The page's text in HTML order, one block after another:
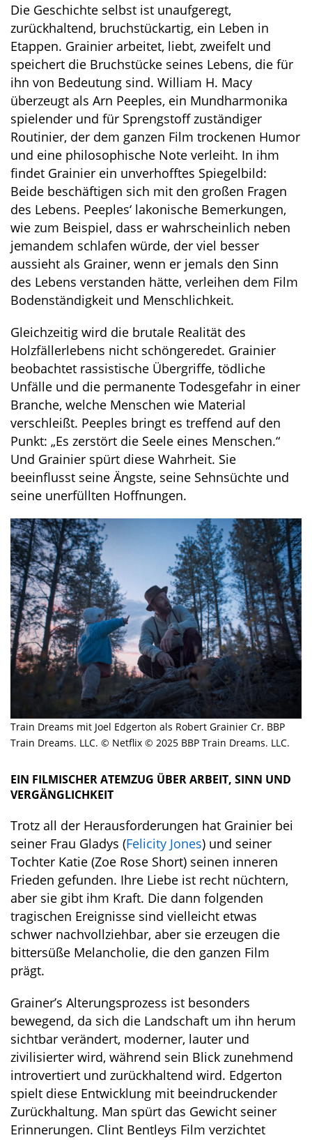
Die Geschichte selbst ist unaufgeregt,
zurückhaltend, bruchstückartig, ein Leben in
Etappen. Grainier arbeitet, liebt, zweifelt und
speichert die Bruchstücke seines Lebens, die für
ihn von Bedeutung sind. William H. Macy
überzeugt als Arn Peeples, ein Mundharmonika
spielender und für Sprengstoff zuständiger
Routinier, der dem ganzen Film trockenen Humor
und eine philosophische Note verleiht. In ihm
findet Grainier ein unverhofftes Spiegelbild:
Beide beschäftigen sich mit den großen Fragen
des Lebens. Peeples‘ lakonische Bemerkungen,
wie zum Beispiel, dass er wahrscheinlich neben
jemandem schlafen würde, der viel besser
aussieht als Grainer, wenn er jemals den Sinn
des Lebens verstanden hätte, verleihen dem Film
Bodenständigkeit und Menschlichkeit.
Gleichzeitig wird die brutale Realität des
Holzfällerlebens nicht schöngeredet. Grainier
beobachtet rassistische Übergriffe, tödliche
Unfälle und die permanente Todesgefahr in einer
Branche, welche Menschen wie Material
verschleißt. Peeples bringt es treffend auf den
Punkt: „Es zerstört die Seele eines Menschen.“
Und Grainier spürt diese Wahrheit. Sie
beeinflusst seine Ängste, seine Sehnsüchte und
seine unerfüllten Hoffnungen.
Train Dreams mit Joel Edgerton als Robert Grainier Cr. BBP
Train Dreams. LLC. © Netflix © 2025 BBP Train Dreams. LLC.
EIN FILMISCHER ATEMZUG ÜBER ARBEIT, SINN UND
VERGÄNGLICHKEIT
Trotz all der Herausforderungen hat Grainier bei
seiner Frau Gladys (Felicity Jones) und seiner
Tochter Katie (Zoe Rose Short) seinen inneren
Frieden gefunden. Ihre Liebe ist recht nüchtern,
aber sie gibt ihm Kraft. Die dann folgenden
tragischen Ereignisse sind vielleicht etwas
schwer nachvollziehbar, aber sie erzeugen die
bittersüße Melancholie, die den ganzen Film
prägt.
Grainer’s Alterungsprozess ist besonders
bewegend, da sich die Landschaft um ihn herum
sichtbar verändert, moderner, lauter und
zivilisierter wird, während sein Blick zunehmend
introvertiert und zurückhaltend wird. Edgerton
spielt diese Entwicklung mit beeindruckender
Zurückhaltung. Man spürt das Gewicht seiner
Erinnerungen. Clint Bentleys Film verzichtet